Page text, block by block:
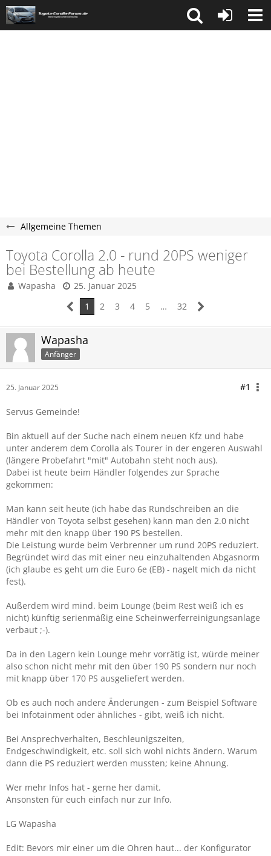
Allgemeine Themen
Toyota Corolla 2.0 - rund 20PS weniger
bei Bestellung ab heute
Wapasha
25. Januar 2025
1
2 3 4 5 … 32
Wapasha
Anfänger
25. Januar 2025 #1
Servus Gemeinde!
Bin aktuell auf der Suche nach einem neuen Kfz und habe
unter anderem dem Corolla als Tourer in der engeren Auswahl
(längere Probefahrt "mit" Autobahn steht noch aus).
Dabei ist heute beim Händler folgendes zur Sprache
gekommen:
Man kann seit heute (ich habe das Rundschreiben an die
Händler von Toyota selbst gesehen) kann man den 2.0 nicht
mehr mit den knapp über 190 PS bestellen.
Die Leistung wurde beim Verbrenner um rund 20PS reduziert.
Begründet wird das mit einer neu einzuhaltenden Abgasnorm
(ich glaube es geht um die Euro 6e (EB) - nagelt mich da nicht
fest).
Außerdem wird mind. beim Lounge (beim Rest weiß ich es
nicht) künftig serienmäßig eine Scheinwerferreinigungsanlage
verbaut ;-).
Da in den Lagern kein Lounge mehr vorrätig ist, würde meiner
also schon nicht mehr mit den über 190 PS sondern nur noch
mit knapp über 170 PS ausgeliefert werden.
Ob es auch noch andere Änderungen - zum Beispiel Software
bei Infotainment oder ähnliches - gibt, weiß ich nicht.
Bei Ansprechverhalten, Beschleunigszeiten,
Endgeschwindigkeit, etc. soll sich wohl nichts ändern. Warum
dann die PS reduziert werden mussten; keine Ahnung.
Wer mehr Infos hat - gerne her damit.
Ansonsten für euch einfach nur zur Info.
LG Wapasha
Edit: Bevors mir einer um die Ohren haut... der Konfigurator